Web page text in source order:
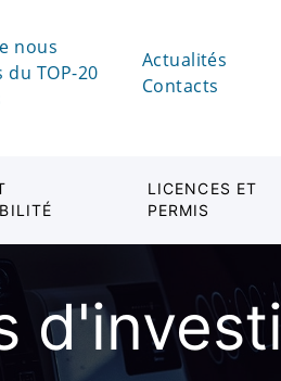
nous
TOP-20
Actualités
Contacts
LICENCES ET
PERMIS